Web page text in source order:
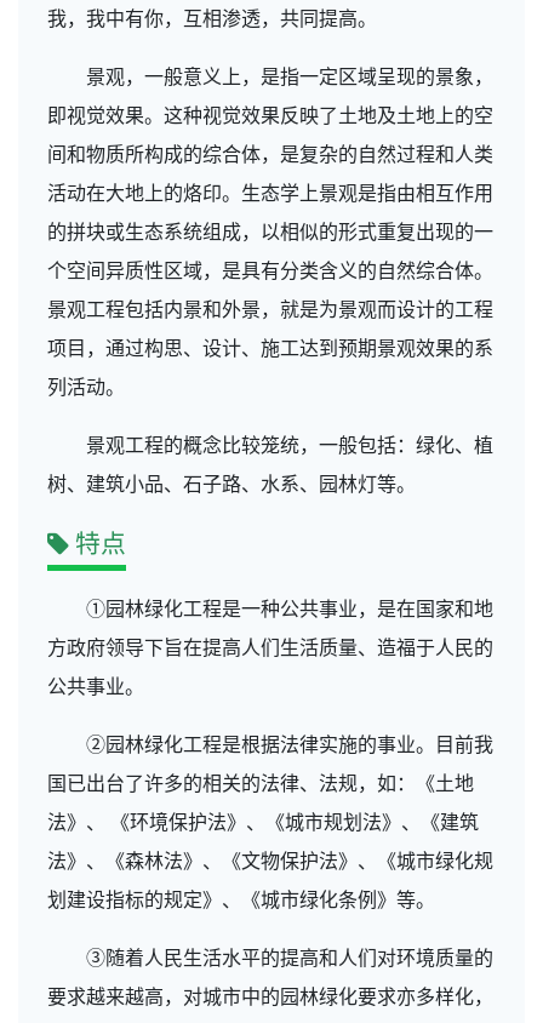
我，我中有你，互相渗透，共同提高。
景观，一般意义上，是指一定区域呈现的景象，
即视觉效果。这种视觉效果反映了土地及土地上的空
间和物质所构成的综合体，是复杂的自然过程和人类
活动在大地上的烙印。生态学上景观是指由相互作用
的拼块或生态系统组成，以相似的形式重复出现的一
个空间异质性区域，是具有分类含义的自然综合体。
景观工程包括内景和外景，就是为景观而设计的工程
项目，通过构思、设计、施工达到预期景观效果的系
列活动。
景观工程的概念比较笼统，一般包括：绿化、植
树、建筑小品、石子路、水系、园林灯等。
特点
①园林绿化工程是一种公共事业，是在国家和地
方政府领导下旨在提高人们生活质量、造福于人民的
公共事业。
②园林绿化工程是根据法律实施的事业。目前我
国已出台了许多的相关的法律、法规，如：《土地
法》、 《环境保护法》、《城市规划法》、《建筑
法》、《森林法》、《文物保护法》、《城市绿化规
划建设指标的规定》、《城市绿化条例》等。
③随着人民生活水平的提高和人们对环境质量的
要求越来越高，对城市中的园林绿化要求亦多样化，